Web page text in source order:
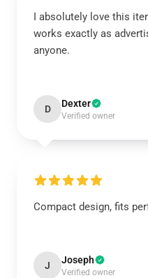
I absolutely love this
works exactly as
anyone.
D Dexter
Verified owner
Compact design, fits
J Joseph
Verified owner